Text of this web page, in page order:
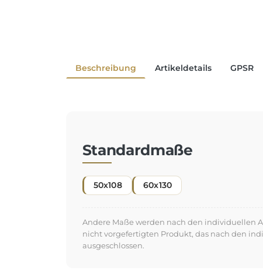
Beschreibung Artikeldetails GPSR
Standardmaße
50x108 60x130
Andere Maße werden nach den individuellen
nicht vorgefertigten Produkt, das nach den
ausgeschlossen.